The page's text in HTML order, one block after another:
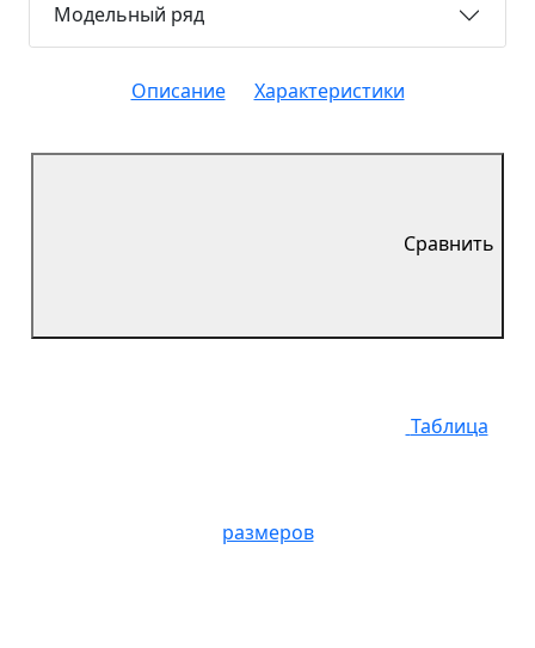
Модельный ряд
Описание Характеристики
Сравнить
Таблица
размеров